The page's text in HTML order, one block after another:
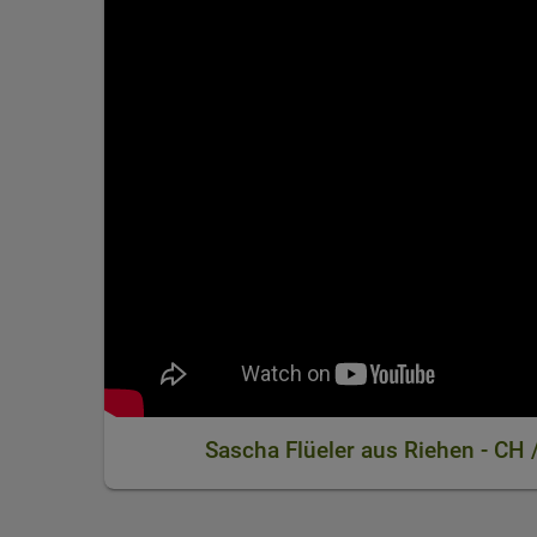
Sascha Flüeler aus Riehen - CH